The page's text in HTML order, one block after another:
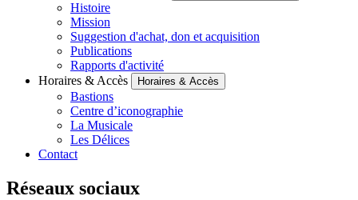
Histoire
Mission
Suggestion d'achat, don et acquisition
Publications
Rapports d'activité
Horaires & Accès
Horaires & Accès
Bastions
Centre d’iconographie
La Musicale
Les Délices
Contact
Réseaux sociaux